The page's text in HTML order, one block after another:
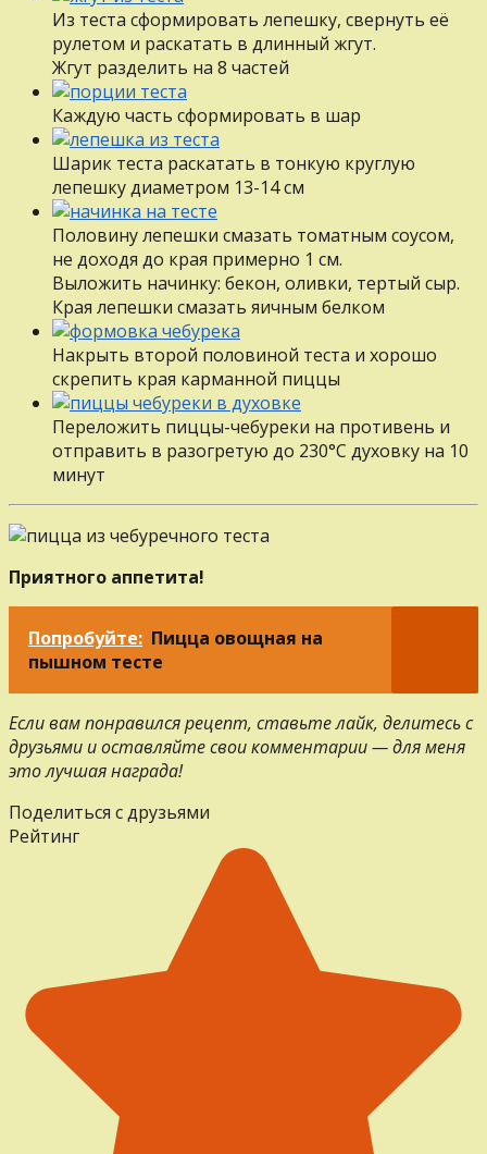
Из теста сформировать лепешку, свернуть её
рулетом и раскатать в длинный жгут.
Жгут разделить на 8 частей
Каждую часть сформировать в шар
Шарик теста раскатать в тонкую круглую
лепешку диаметром 13-14 см
Половину лепешки смазать томатным соусом,
не доходя до края примерно 1 см.
Выложить начинку: бекон, оливки, тертый сыр.
Края лепешки смазать яичным белком
Накрыть второй половиной теста и хорошо
скрепить края карманной пиццы
Переложить пиццы-чебуреки на противень и
отправить в разогретую до 230°С духовку на 10
минут
Приятного аппетита!
Попробуйте: Пицца овощная на
пышном тесте
Если вам понравился рецепт, ставьте лайк, делитесь с
друзьями и оставляйте свои комментарии — для меня
это лучшая награда!
Поделиться с друзьями
Рейтинг